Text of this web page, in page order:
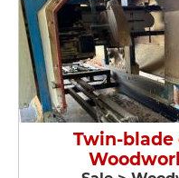
Twin-